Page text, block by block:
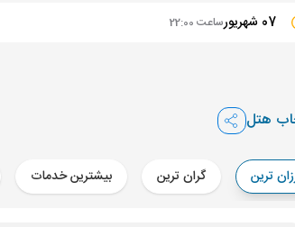
07 شهریور ساعت 22:00
25 شهریور ساعت 22:00 هتل
ترین گران ترین بیشترین خدمات